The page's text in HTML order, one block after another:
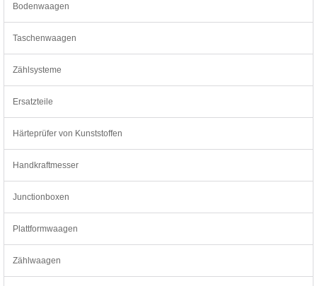
Bodenwaagen
Taschenwaagen
Zählsysteme
Ersatzteile
Härteprüfer von Kunststoffen
Handkraftmesser
Junctionboxen
Plattformwaagen
Zählwaagen